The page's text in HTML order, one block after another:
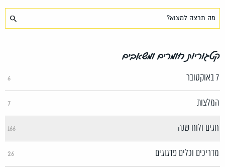
קטגוריות חומרים ומשאבים
7 באוקטובר 6
המלצות 7
חגים ולוח שנה 166
מדריכים וכלים פדגוגים 26